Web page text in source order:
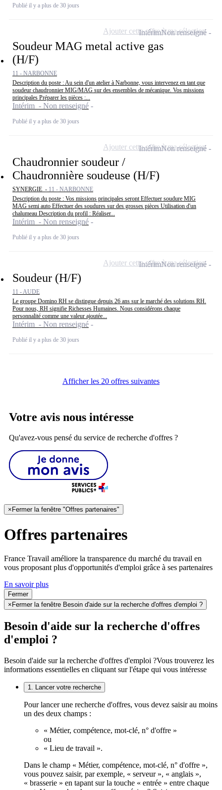
Publié il y a plus de 30 jours
Soudeur MAG metal active gas
(H/F)
11 - NARBONNE
Description du poste : Au sein d'un atelier à Narbonne, vous intervenez en tant que
soudeur chaudronnier MIG/MAG sur des ensembles de mécanique. Vos missions
principales Préparer les pièces :...
Intérim - Non renseigné
Publié il y a plus de 30 jours
IntérimNon renseigné
Ajouter cette offre à ma sélection
Chaudronnier soudeur /
Chaudronnière soudeuse (H/F)
SYNERGIE - 11 - NARBONNE
Description du poste : Vos missions principales seront Effectuer soudure MIG
MAG semi auto Effectuer des soudures sur des grosses pièces Utilisation d'un
chalumeau Description du profil : Réaliser...
Intérim - Non renseigné
Publié il y a plus de 30 jours
IntérimNon renseigné
Ajouter cette offre à ma sélection
Soudeur (H/F)
11 - AUDE
Le groupe Domino RH se distingue depuis 26 ans sur le marché des solutions RH.
Pour nous, RH signifie Richesses Humaines. Nous considérons chaque
personnalité comme une valeur ajoutée...
Intérim - Non renseigné
Publié il y a plus de 30 jours
IntérimNon renseigné
Ajouter cette offre à ma sélection
Afficher les 20 offres suivantes
Votre avis nous intéresse
Qu'avez-vous pensé du service de recherche d'offres ?
× Fermer la fenêtre "Offres partenaires"
Offres partenaires
France Travail améliore la transparence du marché du travail en
vous proposant plus d'opportunités d'emploi grâce à ses partenaires
En savoir plus
Fermer
× Fermer la fenêtre Besoin d'aide sur la recherche d'offres d'emploi ?
Besoin d'aide sur la recherche d'offres
d'emploi ?
Besoin d'aide sur la recherche d'offres d'emploi ?Vous trouverez les
informations essentielles en cliquant sur l'étape qui vous intéresse
1. Lancer votre recherche
Pour lancer une recherche d'offres, vous devez saisir au moins
un des deux champs :
« Métier, compétence, mot-clé, n° d'offre »
ou
« Lieu de travail ».
Dans le champ « Métier, compétence, mot-clé, n° d'offre »,
vous pouvez saisir, par exemple, « serveur », « anglais »,
« brasserie » en tapant sur la touche « entrée » entre chaque